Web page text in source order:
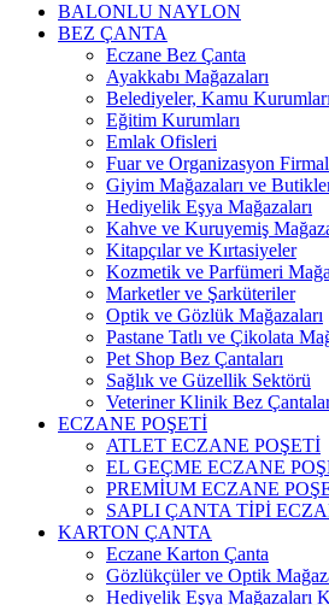
BALONLU NAYLON
BEZ ÇANTA
Eczane Bez Çanta
Ayakkabı Mağazaları
Belediyeler, Kamu
Eğitim Kurumları
Emlak Ofisleri
Fuar ve Organizasyon
Giyim Mağazaları ve
Hediyelik Eşya Mağazaları
Kahve ve Kuruyemiş
Kitapçılar ve Kırtasiyeler
Kozmetik ve Parfümeri
Marketler ve Şarküteriler
Optik ve Gözlük Mağazaları
Pastane Tatlı ve Çikolata
Pet Shop Bez Çantaları
Sağlık ve Güzellik Sektörü
Veteriner Klinik Bez
ECZANE POŞETİ
ATLET ECZANE POŞETİ
EL GEÇME ECZANE
PREMİUM ECZANE
SAPLI ÇANTA TİPİ
KARTON ÇANTA
Eczane Karton Çanta
Gözlükçüler ve Optik
Hediyelik Eşya Mağazaları